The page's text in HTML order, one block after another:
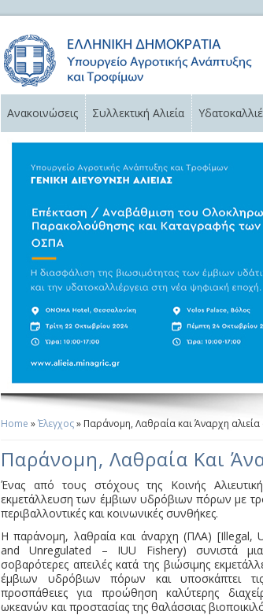
Ανακοινώσεις Συλλεκτική Αλιεία
Home »Έλεγχος» Παράνομη, Λαθραία και Άναρχη αλιεία
Παράνομη, Λαθραία Και
Ένας από τους στόχους της Κοινής
εκμετάλλευση των έμβιων υδρόβιων πόρων με
περιβαλλοντικές και κοινωνικές συνθήκες.
Η παράνομη, λαθραία και άναρχη (ΠΛΑ) [Illegal,
and Unregulated – IUU Fishery) συνιστά
σοβαρότερες απειλές κατά της βιώσιμης
έμβιων υδρόβιων πόρων και υποσκάπτει τις
προσπάθειες για προώθηση καλύτερης
ωκεανών και προστασίας της θαλάσσιας